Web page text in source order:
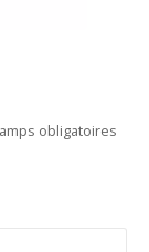
obligatoires